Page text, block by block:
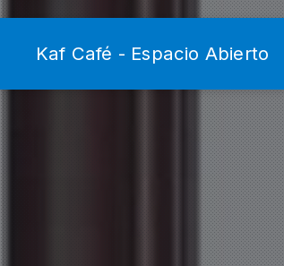
Kaf Café - Espacio Abierto